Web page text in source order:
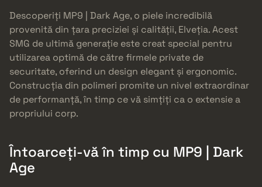
Descoperiți MP9 | Dark Age, o piele incredibilă
provenită din țara preciziei și calității, Elveția. Acest
SMG de ultimă generație este creat special pentru
utilizarea optimă de către firmele private de
securitate, oferind un design elegant și ergonomic.
Construcția din polimeri promite un nivel extraordinar
de performanță, în timp ce vă simțiți ca o extensie a
propriului corp.
Întoarceți-vă în timp cu MP9 | Dark
Age